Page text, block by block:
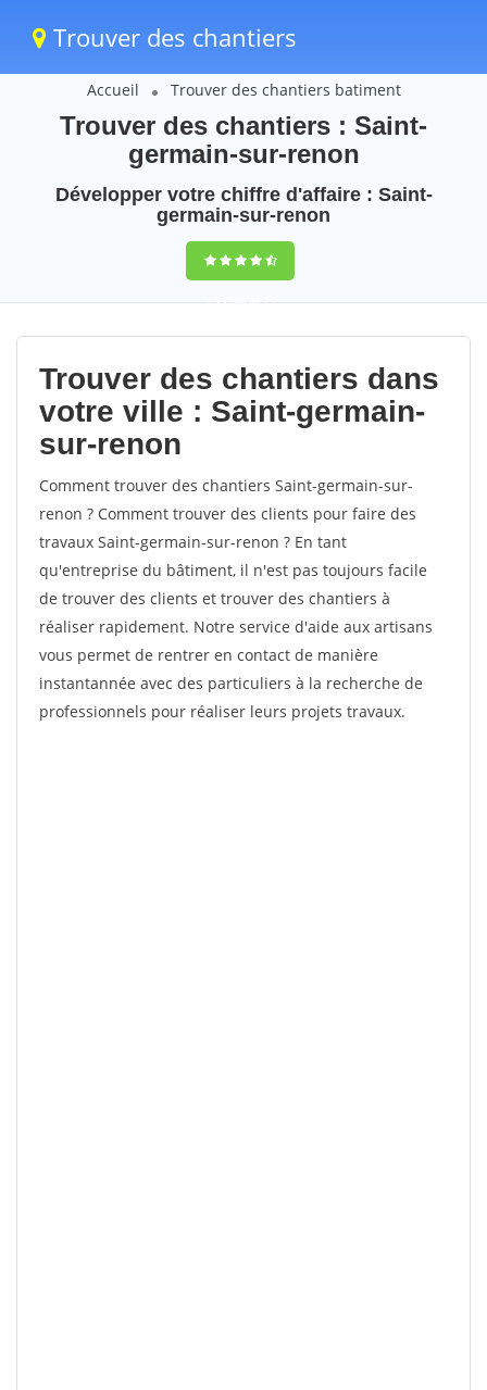
Trouver des chantiers
Accueil Trouver des chantiers batiment
Trouver des chantiers : Saint-
germain-sur-renon
Développer votre chiffre d'affaire : Saint-
germain-sur-renon
9,5(100%)71
votes
Trouver des chantiers dans
votre ville : Saint-germain-
sur-renon
Comment trouver des chantiers Saint-germain-sur-
renon ? Comment trouver des clients pour faire des
travaux Saint-germain-sur-renon ? En tant
qu'entreprise du bâtiment, il n'est pas toujours facile
de trouver des clients et trouver des chantiers à
réaliser rapidement. Notre service d'aide aux artisans
vous permet de rentrer en contact de manière
instantannée avec des particuliers à la recherche de
professionnels pour réaliser leurs projets travaux.